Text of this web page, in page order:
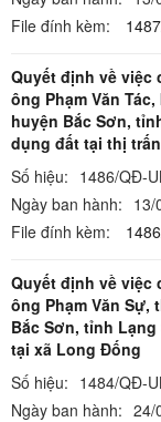
File đính kèm:
Quyết định về việc
ông Phạm Văn
huyện Bắc Sơn,
dụng đất tại thị
Số hiệu: 1486/QĐ-
Ngày ban hành: 13/
File đính kèm:
Quyết định về việc
ông Phạm Văn
Bắc Sơn, tỉnh
tại xã Long Đống
Số hiệu: 1484/QĐ-
Ngày ban hành: 24/